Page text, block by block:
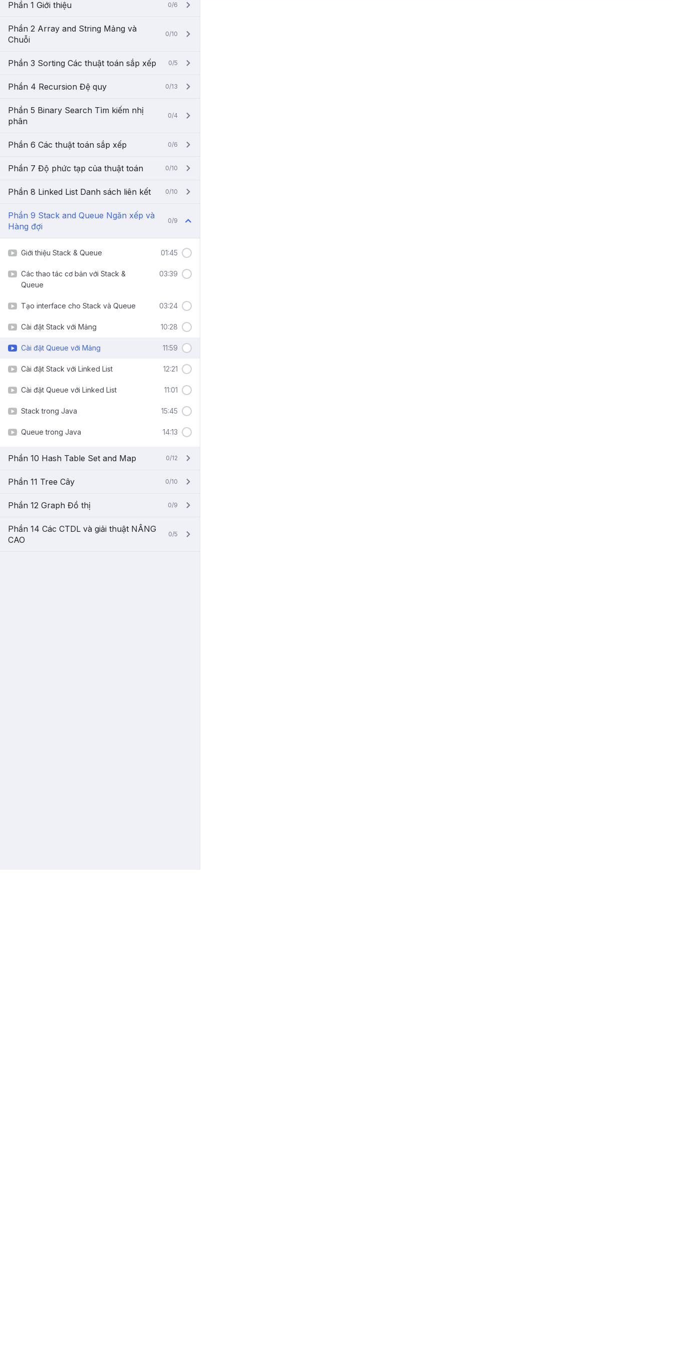
Phần 1 Giới thiệu 0/6
Phần 2 Array and String Mảng và
Chuỗi
0/10
Phần 3 Sorting Các thuật toán sắp xếp 0/5
Phần 4 Recursion Đệ quy 0/13
Phần 5 Binary Search Tìm kiếm nhị
phân
0/4
Phần 6 Các thuật toán sắp xếp 0/6
Phần 7 Độ phức tạp của thuật toán 0/10
Phần 8 Linked List Danh sách liên kết 0/10
Phần 9 Stack and Queue Ngăn xếp và
Hàng đợi
0/9
Giới thiệu Stack & Queue 01:45
Các thao tác cơ bản với Stack &
Queue
03:39
Tạo interface cho Stack và Queue 03:24
Cài đặt Stack với Mảng 10:28
Cài đặt Queue với Mảng 11:59
Cài đặt Stack với Linked List 12:21
Cài đặt Queue với Linked List 11:01
Stack trong Java 15:45
Queue trong Java 14:13
Phần 10 Hash Table Set and Map 0/12
Phần 11 Tree Cây 0/10
Phần 12 Graph Đồ thị 0/9
Phần 14 Các CTDL và giải thuật NÂNG
CAO
0/5